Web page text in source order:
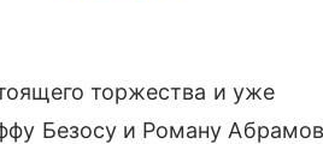
торжества и уже
Безосу и Роману